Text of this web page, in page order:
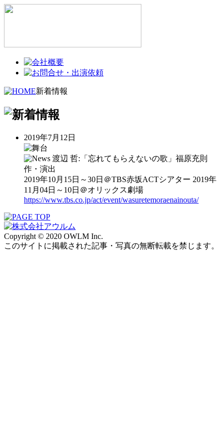
新着情報
2019年7月12日
渡辺 哲:「忘れてもらえないの歌」福原充則
作・演出
2019年10月15日～30日＠TBS赤坂ACTシアター 2019年
11月04日～10日＠オリックス劇場
https://www.tbs.co.jp/act/event/wasuretemoraenainouta/
Copyright © 2020 OWLM Inc.
このサイトに掲載された記事・写真の無断転載を禁じます。